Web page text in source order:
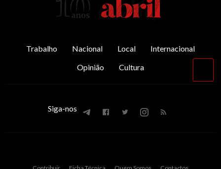
Trabalho Nacional Local
Internacional
Opinião
Cultura
Siga-nos